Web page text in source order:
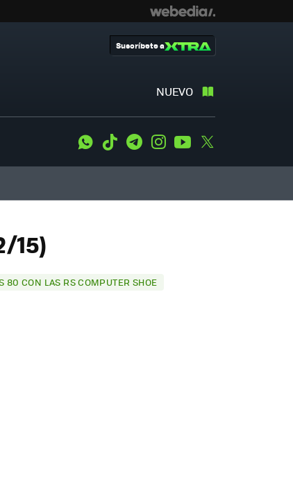
NUEVO
Suscríbete a
WhatsApp
Tiktok TelegramInstagramYoutube
15)
80 CON LAS RS COMPUTER SHOE